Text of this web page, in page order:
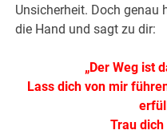
Unsicherheit. Doch genau
die Hand und sagt zu dir:
„Der Weg ist
Lass dich von mir
Trau dich